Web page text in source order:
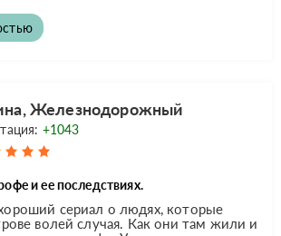
Железнодорожный
+1043
и ее последствиях.
сериал о людях, которые
волей случая. Как они там жили и